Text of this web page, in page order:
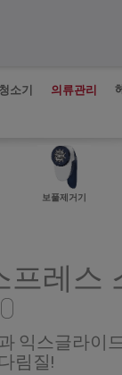
소기 의류관리
보풀제거기
프레스
익스글라이
림질!